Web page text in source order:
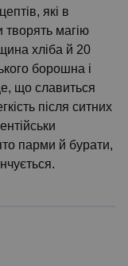
які в
творять магію
хліба й 20
борошна і
що славиться
після ситних
парми й бурати,